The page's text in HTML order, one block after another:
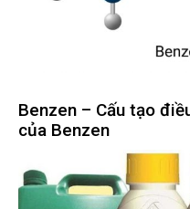
Benzen – Cấu tạo
của Benzen